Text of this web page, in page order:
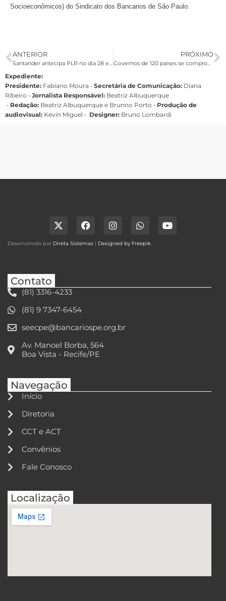
Socioeconômicos) do Sindicato dos Bancarios de São Paulo.
ANTERIOR PRÓXIMO
Governos de 120 países se comprometem a manter investimentos sociais
Expediente:
Presidente: Fabiano Moura • Secretária de Comunicação: Diana
Ribeiro • Jornalista Responsável: Beatriz Albuquerque
• Redação: Beatriz Albuquerque e Brunno Porto • Produção de
audiovisual: Kevin Miguel • Designer: Bruno Lombardi
Desenvolvido por Direta Sistemas | Designed by Freepik.
Contato
(81) 3316-4233
(81) 9 7347-6454
seecpe@bancariospe.org.br
Av. Manoel Borba, 564
Boa Vista - Recife/PE
Navegação
Início
Diretoria
CCT e ACT
Convênios
Fale Conosco
Localização